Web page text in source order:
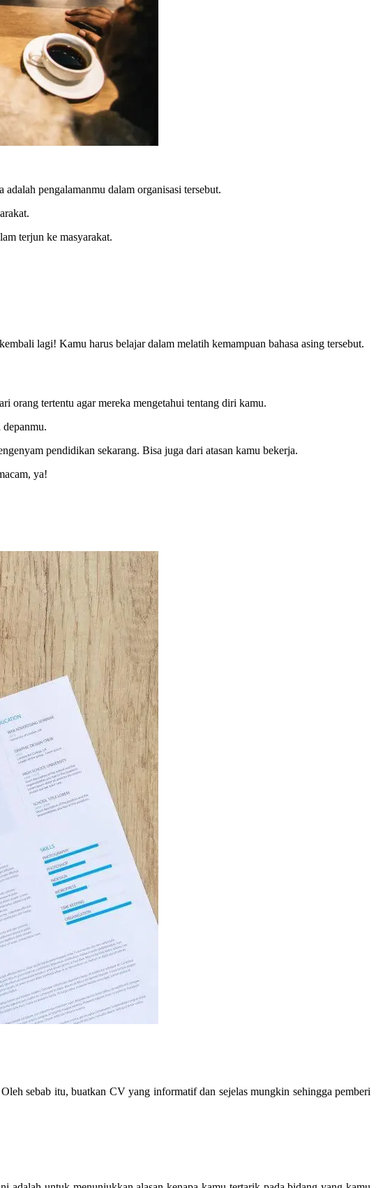
pengalamanmu dalam organisasi tersebut.
terjun ke masyarakat.
lagi! Kamu harus belajar dalam melatih kemampuan bahasa asing tersebut.
orang tertentu agar mereka mengetahui tentang diri kamu.
pendidikan sekarang. Bisa juga dari atasan kamu bekerja.
ya!
sebab itu, buatkan CV yang informatif dan sejelas mungkin sehingga pemberi